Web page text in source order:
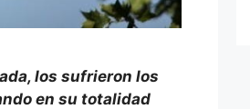
los sufrieron los
en su totalidad